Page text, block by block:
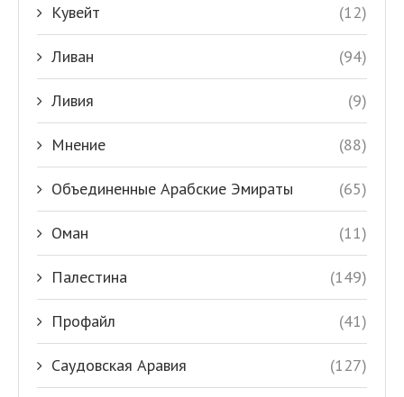
Кувейт (12)
Ливан (94)
Ливия (9)
Мнение (88)
Объединенные Арабские Эмираты (65)
Оман (11)
Палестина (149)
Профайл (41)
Саудовская Аравия (127)